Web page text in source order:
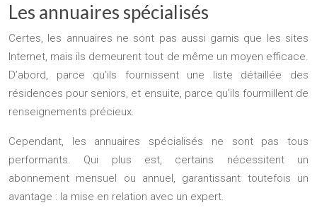
Les annuaires spécialisés
Certes, les annuaires ne sont pas aussi garnis que les sites
Internet, mais ils demeurent tout de même un moyen efficace.
D’abord, parce qu’ils fournissent une liste détaillée des
résidences pour seniors, et ensuite, parce qu’ils fourmillent de
renseignements précieux.
Cependant, les annuaires spécialisés ne sont pas tous
performants. Qui plus est, certains nécessitent un
abonnement mensuel ou annuel, garantissant toutefois un
avantage : la mise en relation avec un expert.